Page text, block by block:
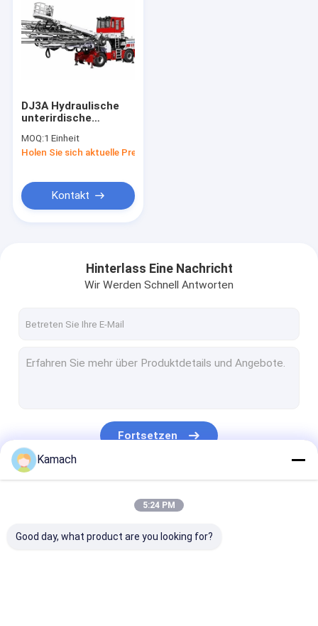
DJ3A Hydraulische
unterirdische
Boom Jumbo
Bohrmaschine
MOQ:1 Einheit
Holen Sie sich aktuelle Preis
Kontakt
Hinterlass Eine Nachricht
Wir Werden Schnell Antworten
Fortsetzen
Kamach
5:24 PM
Good day, what product are you looking for?